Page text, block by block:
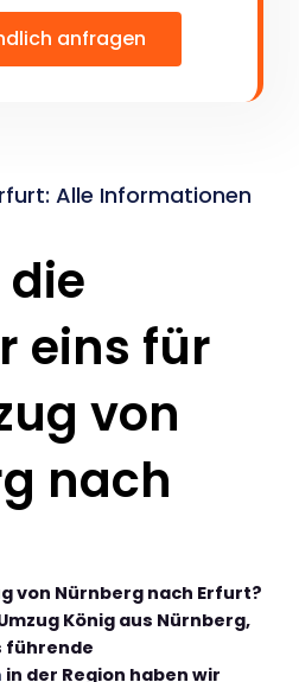
anfragen
Alle Informationen
eins für
von
nach
von Nürnberg nach Erfurt?
König aus Nürnberg,
führende
in der Region haben wir